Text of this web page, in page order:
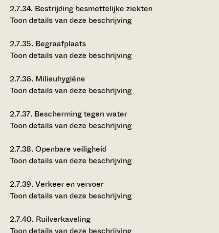
2.7.34. Bestrijding besmettelijke ziekten
Toon details van deze beschrijving
2.7.35. Begraafplaats
Toon details van deze beschrijving
2.7.36. Milieuhygiëne
Toon details van deze beschrijving
2.7.37. Bescherming tegen water
Toon details van deze beschrijving
2.7.38.Openbare veiligheid
Toon details van deze beschrijving
2.7.39.Verkeer en vervoer
Toon details van deze beschrijving
2.7.40. Ruilverkaveling